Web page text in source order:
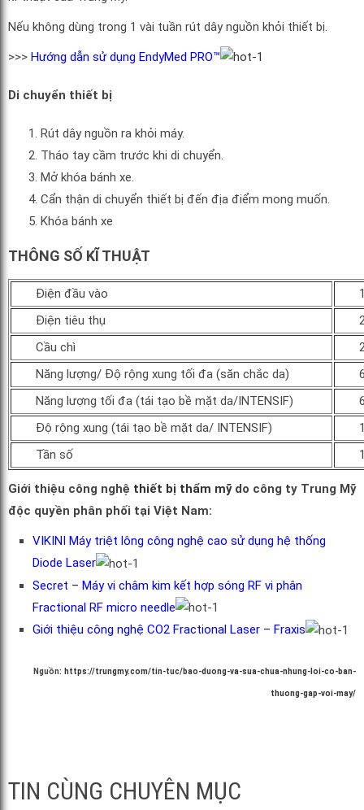
Nếu không dùng trong 1 vài tuần rút dây nguồn khỏi thiết bị.
>>> Hướng dẫn sử dụng EndyMed PRO™
Di chuyển thiết bị
Rút dây nguồn ra khỏi máy.
Tháo tay cầm trước khi di chuyển.
Mở khóa bánh xe.
Cẩn thận di chuyển thiết bị đến địa điểm mong muốn.
Khóa bánh xe
THÔNG SỐ KĨ THUẬT
Điện đầu vào
Điện tiêu thụ
Cầu chì
Năng lượng/ Độ rộng xung tối đa (săn chắc da)
Năng lượng tối đa (tái tạo bề mặt da/INTENSIF)
Độ rộng xung (tái tạo bề mặt da/ INTENSIF)
Tần số
Giới thiệu công nghệ thiết bị thẩm mỹdo công ty Trung Mỹ
độc quyền phân phối tại Việt Nam:
VIKINI Máy triệt lông công nghệ cao sử dụng hệ thống
Diode Laser
Secret – Máy vi châm kim kết hợp sóng RF vi phân
Fractional RF micro needle
Giới thiệu công nghệ CO2 Fractional Laser – Fraxis
Nguồn: https://trungmy.com/tin-tuc/bao-duong-va-sua-chua-nhung-loi-co-ban-
thuong-gap-voi-may/
TIN CÙNG CHUYÊN MỤC